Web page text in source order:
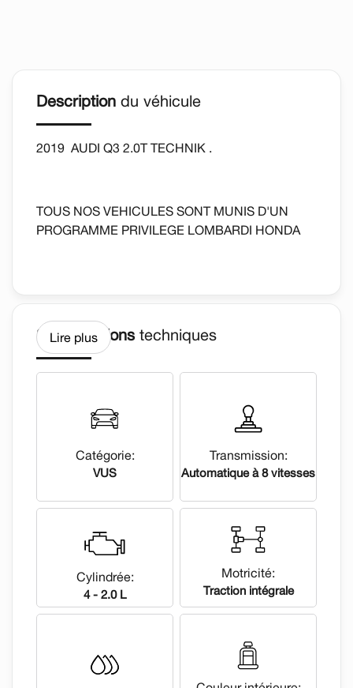
Description du véhicule
2019 AUDI Q3 2.0T TECHNIK .
TOUS NOS VEHICULES SONT MUNIS D'UN
PROGRAMME PRIVILEGE LOMBARDI HONDA
ENCORE..
disponible.
nos techniciens.
chance au CREDIT.
-GARANTIE prolongee disponible sur toutes les
-Nous achetons votre ECHANGE, nous vous
garantissons le MEILLEUR PRIX.
Les proprietaires d'un véhicule Honda, que ce
Lire plus
Spécificationstechniques
Catégorie:
VUS
Transmission:
Automatique à 8 vitesses
Cylindrée:
4 - 2.0 L
Motricité:
Traction intégrale